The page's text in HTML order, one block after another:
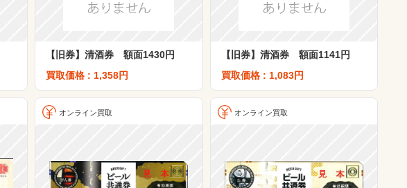
【旧券】清酒券 額面1430円
買取価格 : 1,358円
【旧券】清酒券 額面1141円
買取価格 : 1,083円
オンライン買取 オンライン買取